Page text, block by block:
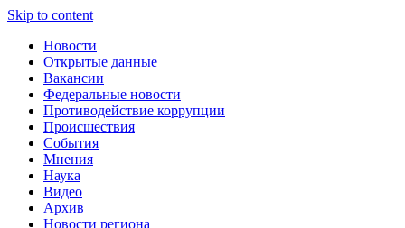
Skip to content
Новости
Открытые данные
Вакансии
Федеральные новости
Противодействие коррупции
Происшествия
События
Мнения
Наука
Видео
Архив
Новости региона